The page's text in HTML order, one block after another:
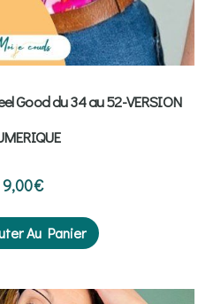
Good du 34 au 52-VERSION
9,00€
Au Panier